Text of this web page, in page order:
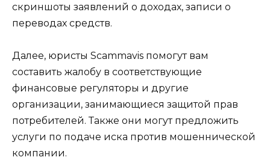
скриншоты заявлений о доходах, записи о
переводах средств.
Далее, юристы Scammavis помогут вам
составить жалобу в соответствующие
финансовые регуляторы и другие
организации, занимающиеся защитой прав
потребителей. Также они могут предложить
услуги по подаче иска против мошеннической
компании.